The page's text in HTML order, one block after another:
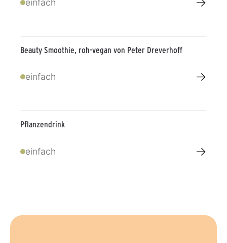
Beauty Smoothie, roh-vegan von Peter Dreverhoff
einfach →
Pflanzendrink
einfach →